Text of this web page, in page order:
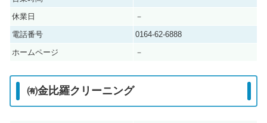
休業日
－
電話番号
0164-62-6888
ホームページ
－
㈲金比羅クリーニング